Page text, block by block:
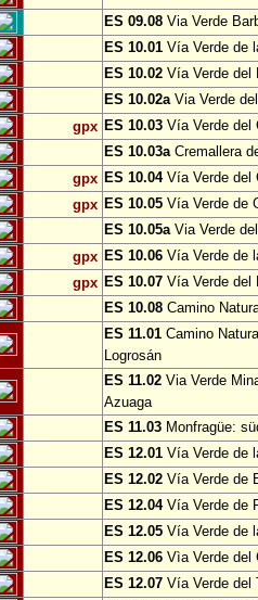
ES 09.08 Via Verde
ES 10.01 Vía Verde de
ES 10.02 Vía Verde del
ES 10.02aVia Verde
gpx ES 10.03 Vía Verde del
ES 10.03aCremallera
gpx ES 10.04Vía Verde del
gpx ES 10.05 Vía Verde de
ES 10.05aVia Verde
gpx ES 10.06 Vía Verde de
gpx ES 10.07 Vía Verde del
ES 10.08 Camino
ES 11.01 Camino
Logrosán
ES 11.02 Via Verde
Azuaga
ES 11.03 Monfragüe:
ES 12.01 Vía Verde de
ES 12.02 Vía Verde de
ES 12.04Vía Verde de
ES 12.05 Vía Verde de
ES 12.06 Vìa Verde del
ES 12.07 Vía Verde del